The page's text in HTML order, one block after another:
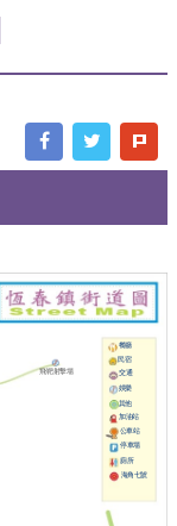
餐廳
民宿
交通
娛樂
其他
加油站
公車站
停車場
廁所
海角七號
飛靶射擊場